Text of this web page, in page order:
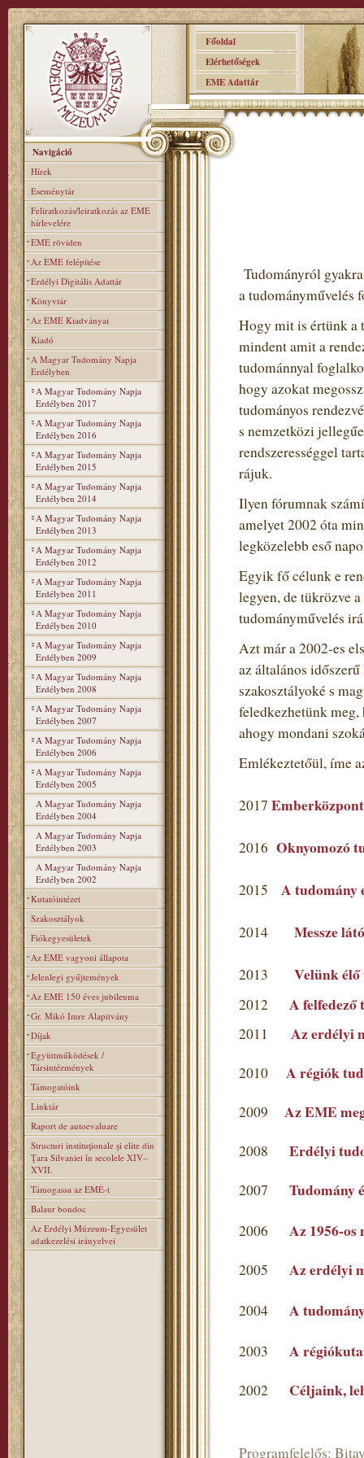
Főoldal
Elérhetőségek
EME Adattár
Navigáció
Hírek
Eseménytár
Feliratkozás/leiratkozás az EME
hírlevelére
EME röviden
Az EME felépitése
Erdélyi Digitális Adattár
Könyvtár
Az EME Kiadványai
Kiadó
A Magyar Tudomány Napja
Erdélyben
A Magyar Tudomány Napja
Erdélyben 2017
A Magyar Tudomány Napja
Erdélyben 2016
A Magyar Tudomány Napja
Erdélyben 2015
A Magyar Tudomány Napja
Erdélyben 2014
A Magyar Tudomány Napja
Erdélyben 2013
A Magyar Tudomány Napja
Erdélyben 2012
A Magyar Tudomány Napja
Erdélyben 2011
A Magyar Tudomány Napja
Erdélyben 2010
A Magyar Tudomány Napja
Erdélyben 2009
A Magyar Tudomány Napja
Erdélyben 2008
A Magyar Tudomány Napja
Erdélyben 2007
A Magyar Tudomány Napja
Erdélyben 2006
A Magyar Tudomány Napja
Erdélyben 2005
A Magyar Tudomány Napja
Erdélyben 2004
A Magyar Tudomány Napja
Erdélyben 2003
A Magyar Tudomány Napja
Erdélyben 2002
Kutatóintézet
Szakosztályok
Fiókegyesületek
Az EME vagyoni állapota
Jelenlegi gyűjtemények
Az EME 150 éves jubileuma
Gr. Mikó Imre Alapitvány
Díjak
Együttműködések /
Társintézmények
Támogatóink
Linktár
Raport de autoevaluare
Structuri instituţionale şi elite din
Ţara Silvaniei în secolele XIV–
XVII.
Támogassa az EMÉ-t
Balaur bondoc
Az Erdélyi Múzeum-Egyesület
adatkezelési irányelvei
Tudományról
a tudományművelés
Hogy mit is értünk a
mindent amit a
tudománnyal
hogy azokat
tudományos
s nemzetközi
rendszerességgel
rájuk.
Ilyen fórumnak
amelyet 2002 óta
legközelebb eső
Egyik fő célunk e
legyen, de tükrözve
tudományművelés
Azt már a 2002-es
az általános
szakosztályoké s
feledkezhetünk meg,
ahogy mondani
Emlékeztetőül, íme
2017
2016 Oknyomozó
2015 A tudomány
2014 Messze
2013 Velünk
2012 A felfedező
2011 Az erdélyi
2010 A régiók
2009 Az EME
2008 Erdélyi
2007 Tudomány
2006 Az 1956-
2005 Az erdélyi
2004 A
2003 A
2002 Céljaink,
Programfelelős: